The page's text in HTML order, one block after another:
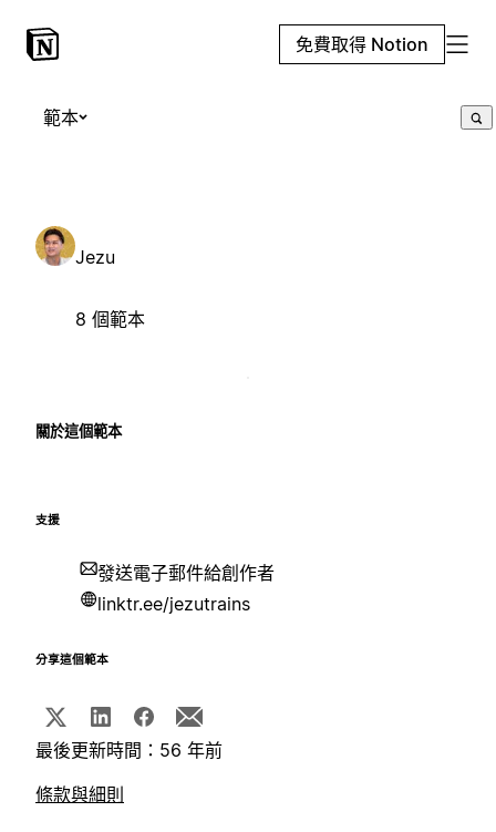
免費取得 Notion
範本
Jezu
8 個範本
關於這個範本
支援
發送電子郵件給創作者
linktr.ee/jezutrains
分享這個範本
最後更新時間：56 年前
條款與細則